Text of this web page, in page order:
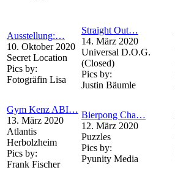
Ausstellung:…
10. Oktober 2020
Secret Location
Pics by:
Fotogräfin Lisa
Straight Out…
14. März 2020
Universal D.O.G.
(Closed)
Pics by:
Justin Bäumle
Gym Kenz ABI…
13. März 2020
Atlantis
Herbolzheim
Pics by:
Frank Fischer
Bierpong Cha…
12. März 2020
Puzzles
Pics by:
Pyunity Media